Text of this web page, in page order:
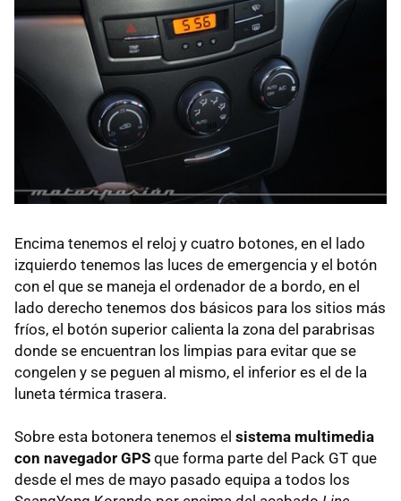
Encima tenemos el reloj y cuatro botones, en el lado
izquierdo tenemos las luces de emergencia y el botón
con el que se maneja el ordenador de a bordo, en el
lado derecho tenemos dos básicos para los sitios más
fríos, el botón superior calienta la zona del parabrisas
donde se encuentran los limpias para evitar que se
congelen y se peguen al mismo, el inferior es el de la
luneta térmica trasera.
Sobre esta botonera tenemos el sistema multimedia
con navegador GPS que forma parte del Pack GT que
desde el mes de mayo pasado equipa a todos los